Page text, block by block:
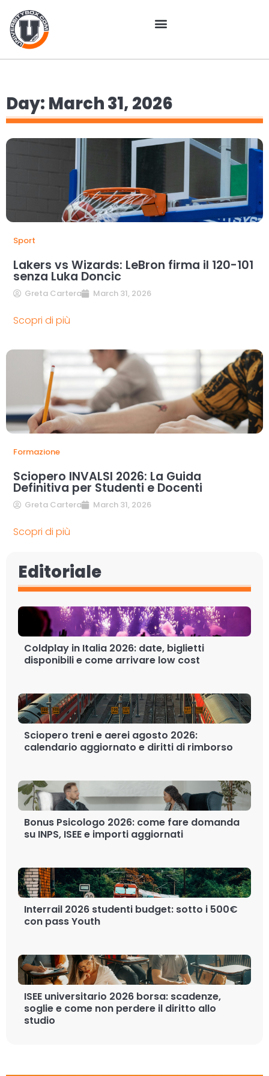
Day: March 31, 2026
Sport
Lakers vs Wizards: LeBron firma il 120-101
senza Luka Doncic
Greta Cartera March 31, 2026
Scopri di più
Formazione
Sciopero INVALSI 2026: La Guida
Definitiva per Studenti e Docenti
Greta Cartera March 31, 2026
Scopri di più
Editoriale
Coldplay in Italia 2026: date, biglietti
disponibili e come arrivare low cost
Sciopero treni e aerei agosto 2026:
calendario aggiornato e diritti di rimborso
Bonus Psicologo 2026: come fare domanda
su INPS, ISEE e importi aggiornati
Interrail 2026 studenti budget: sotto i 500€
con pass Youth
ISEE universitario 2026 borsa: scadenze,
soglie e come non perdere il diritto allo
studio